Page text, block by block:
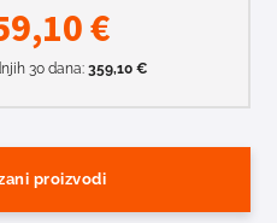
€
30 dana: 359,10 €
proizvodi